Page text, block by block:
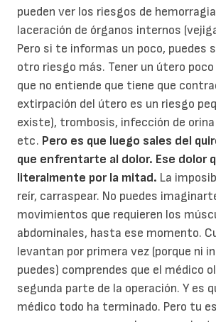
pueden ver los riesgos de
laceración de órganos internos
Pero si te informas un poco, puedes
otro riesgo más. Tener un útero poco
que no entiende que tiene que
extirpación del útero es un riesgo
existe), trombosis, infección de orina
etc. Pero es que luego sales del
que enfrentarte al dolor. Ese dolor
literalmente por la mitad. La
reír, carraspear. No puedes
movimientos que requieren los
abdominales, hasta ese momento.
levantan por primera vez (porque ni
puedes) comprendes que el médico
segunda parte de la operación. Y es
médico todo ha terminado. Pero tu